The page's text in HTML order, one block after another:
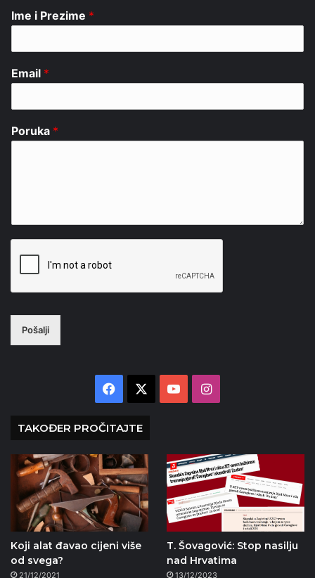
Ime i Prezime *
Email *
Poruka *
Pošalji
Facebook YouTubeInstagram
TAKOĐER PROČITAJTE
Koji alat đavao cijeni više
od svega?
21/12/2021
T. Šovagović: Stop nasilju
nad Hrvatima
13/12/2023